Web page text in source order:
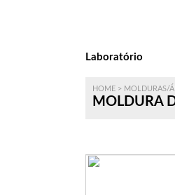
Laboratório
HOME > MOLDURAS/
MOLDURA